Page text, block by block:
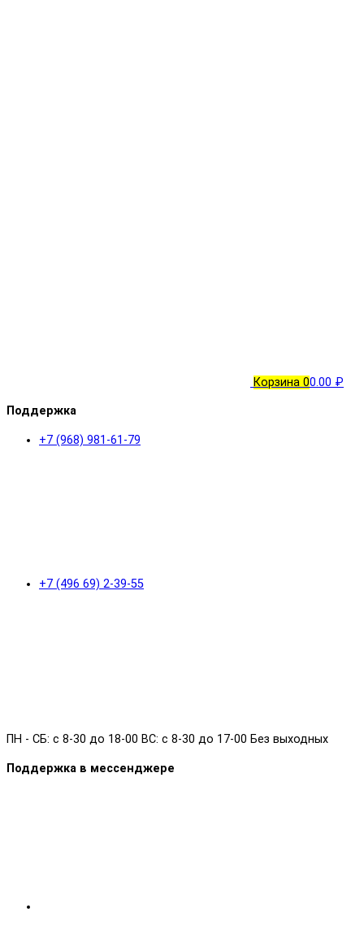
Корзина 00.00 ₽
Поддержка
+7 (968) 981-61-79
+7 (496 69) 2-39-55
ПН - СБ: с 8-30 до 18-00 ВС: с 8-30 до 17-00 Без выходных
Поддержка в мессенджере